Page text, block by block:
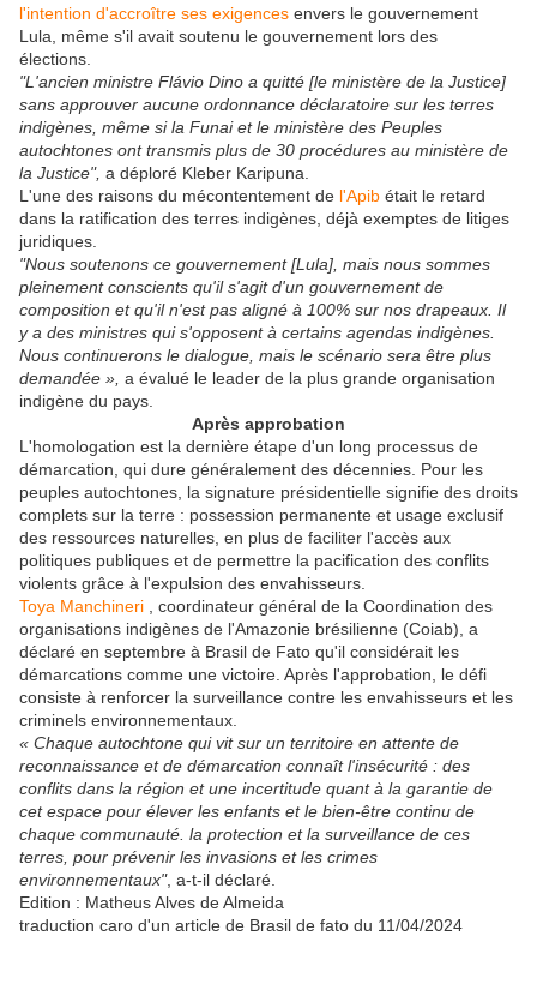
l'intention d'accroître ses exigences envers le gouvernement
Lula, même s'il avait soutenu le gouvernement lors des
élections.
"L'ancien ministre Flávio Dino a quitté [le ministère de la Justice]
sans approuver aucune ordonnance déclaratoire sur les terres
indigènes, même si la Funai et le ministère des Peuples
autochtones ont transmis plus de 30 procédures au ministère de
la Justice", a déploré Kleber Karipuna.
L'une des raisons du mécontentement de l'Apib était le retard
dans la ratification des terres indigènes, déjà exemptes de litiges
juridiques.
"Nous soutenons ce gouvernement [Lula], mais nous sommes
pleinement conscients qu'il s'agit d'un gouvernement de
composition et qu'il n'est pas aligné à 100% sur nos drapeaux. Il
y a des ministres qui s'opposent à certains agendas indigènes.
Nous continuerons le dialogue, mais le scénario sera être plus
demandée », a évalué le leader de la plus grande organisation
indigène du pays.
Après approbation
L'homologation est la dernière étape d'un long processus de
démarcation, qui dure généralement des décennies. Pour les
peuples autochtones, la signature présidentielle signifie des droits
complets sur la terre : possession permanente et usage exclusif
des ressources naturelles, en plus de faciliter l'accès aux
politiques publiques et de permettre la pacification des conflits
violents grâce à l'expulsion des envahisseurs.
Toya Manchineri , coordinateur général de la Coordination des
organisations indigènes de l'Amazonie brésilienne (Coiab), a
déclaré en septembre à Brasil de Fato qu'il considérait les
démarcations comme une victoire. Après l'approbation, le défi
consiste à renforcer la surveillance contre les envahisseurs et les
criminels environnementaux.
« Chaque autochtone qui vit sur un territoire en attente de
reconnaissance et de démarcation connaît l'insécurité : des
conflits dans la région et une incertitude quant à la garantie de
cet espace pour élever les enfants et le bien-être continu de
chaque communauté. la protection et la surveillance de ces
terres, pour prévenir les invasions et les crimes
environnementaux", a-t-il déclaré.
Edition : Matheus Alves de Almeida
traduction caro d'un article de Brasil de fato du 11/04/2024